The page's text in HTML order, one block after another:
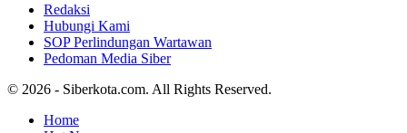
Redaksi
Hubungi Kami
SOP Perlindungan Wartawan
Pedoman Media Siber
© 2026 - Siberkota.com. All Rights Reserved.
Home